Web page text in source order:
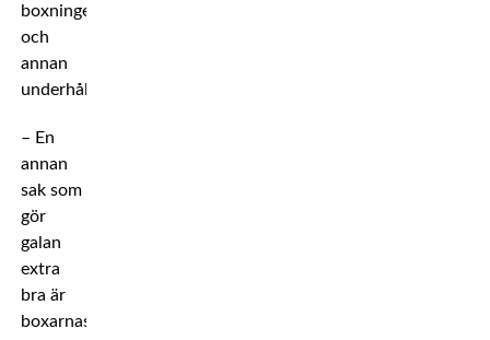
boxningen
och
annan
underhållning.
– En
annan
sak som
gör
galan
extra
bra är
boxarnas